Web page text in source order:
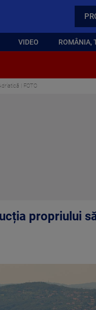
VIDEO ROMÂNIA,
| FOTO
propriului